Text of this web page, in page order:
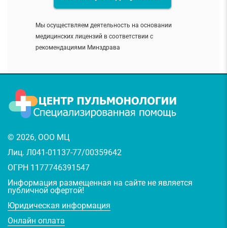
Мы осуществляем деятельность на основании
медицинских лицензий в соответствии с
рекомендациями Минздрава
© 2026, ООО МЦ
Лиц. Л041-01137-77/00359642
ОГРН 1177746391547
Информация размещенная на сайте не является
публичной офертой!
Юридическая информация
Онлайн оплата